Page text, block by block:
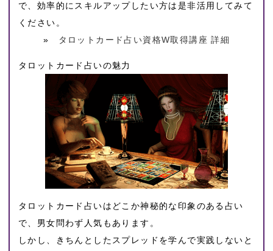
で、効率的にスキルアップしたい方は是非活用してみて
ください。
»
タロットカード占い資格W取得講座 詳細
タロットカード占いの魅力
タロットカード占いはどこか神秘的な印象のある占い
で、男女問わず人気もあります。
しかし、きちんとしたスプレッドを学んで実践しないと